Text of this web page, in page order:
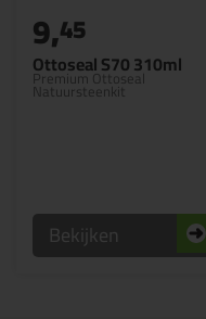
Ottoseal S70 310ml
Premium Ottoseal
Natuursteenkit
9,45
Bekijken